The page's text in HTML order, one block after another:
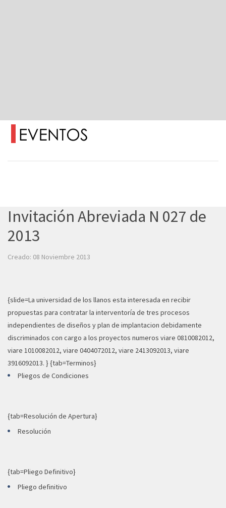
Invitación Abreviada N 027 de
2013
Creado: 08 Noviembre 2013
{slide=La universidad de los llanos esta interesada en recibir
propuestas para contratar la interventoría de tres procesos
independientes de diseños y plan de implantacion debidamente
discriminados con cargo a los proyectos numeros viare 0810082012,
viare 1010082012, viare 0404072012, viare 2413092013, viare
3916092013. } {tab=Terminos}
Pliegos de Condiciones
{tab=Resolución de Apertura}
Resolución
{tab=Pliego Definitivo}
Pliego definitivo